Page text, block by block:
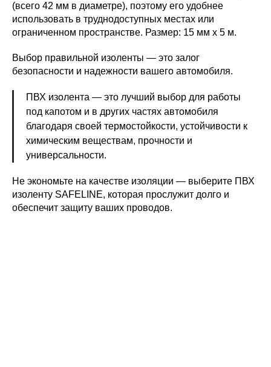
(всего 42 мм в диаметре), поэтому его удобнее
использовать в труднодоступных местах или
ограниченном пространстве. Размер: 15 мм х 5 м.
Выбор правильной изоленты — это залог
безопасности и надежности вашего автомобиля.
ПВХ изолента — это лучший выбор для работы
под капотом и в других частях автомобиля
благодаря своей термостойкости, устойчивости к
химическим веществам, прочности и
универсальности.
Не экономьте на качестве изоляции — выберите ПВХ
изоленту SAFELINE, которая прослужит долго и
обеспечит защиту ваших проводов.